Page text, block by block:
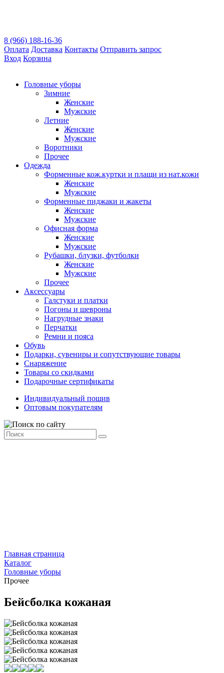
8 (966) 188-16-36
Оплата Доставка Контакты Отправить запрос
Вход Корзина
Головные уборы
Зимние
Женские
Мужские
Летние
Женские
Мужские
Воротники
Прочее
Одежда
Форменные кож.куртки и плащи из нат.кожи
Женские
Мужские
Форменные пиджаки и жакеты
Женские
Мужские
Офисная форма
Женские
Мужские
Рубашки, блузки, футболки
Женские
Мужские
Прочее
Аксессуары
Галстуки и платки
Погоны и шевроны
Нагрудные знаки
Перчатки
Ремни и пояса
Обувь
Подарки, сувениры и сопутствующие товары
Снаряжение
Товары со скидками
Подарочные сертификаты
Индивидуальный пошив
Оптовым покупателям
Главная страница
Каталог
Головные уборы
Прочее
Бейсболка кожаная